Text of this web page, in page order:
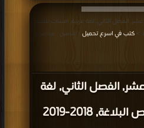
الفصل الثاني, لغة
عربية, امسات تلخيص البلاغة, 2018-2019
الفصل الثاني, لغة عربية, امسات تلخيص
كتب في اسرع تحميل | التحميل : مرة/مرات